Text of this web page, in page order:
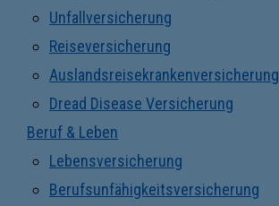
Unfallversicherung
Reiseversicherung
Auslandsreisekrankenversicherung
Dread Disease Versicherung
Beruf & Leben
Lebensversicherung
Berufsunfähigkeitsversicherung